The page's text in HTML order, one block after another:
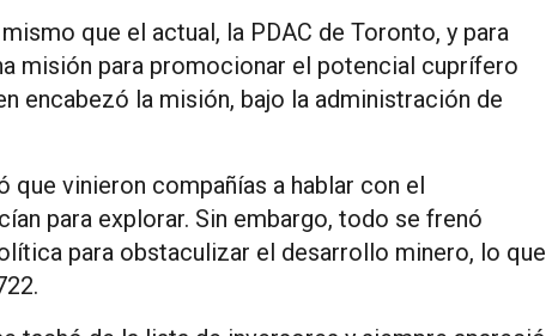
que el actual, la PDAC de Toronto, y para
misión para promocionar el potencial cuprífero
encabezó la misión, bajo la administración de
vinieron compañías a hablar con el
para explorar. Sin embargo, todo se frenó
para obstaculizar el desarrollo minero, lo que